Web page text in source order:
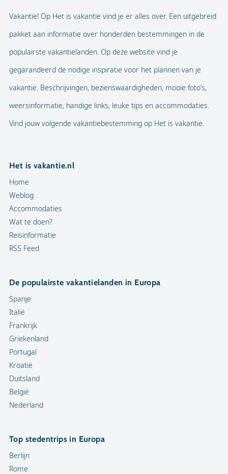
Vakantie! Op Het is vakantie vind je er alles over. Een uitgebreid
pakket aan informatie over honderden bestemmingen in de
populairste vakantielanden. Op deze website vind je
gegarandeerd de nodige inspiratie voor het plannen van je
vakantie. Beschrijvingen, bezienswaardigheden, mooie foto’s,
weersinformatie, handige links, leuke tips en accommodaties.
Vind jouw volgende vakantiebestemming op Het is vakantie.
Het is vakantie.nl
Home
Weblog
Accommodaties
Wat te doen?
Reisinformatie
RSS Feed
De populairste vakantielanden in Europa
Spanje
Italië
Frankrijk
Griekenland
Portugal
Kroatië
Duitsland
België
Nederland
Top stedentrips in Europa
Berlijn
Rome